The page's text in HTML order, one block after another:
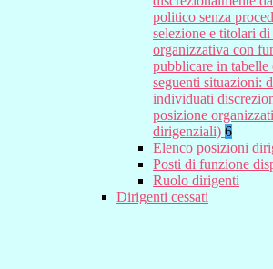
politico senza
selezione e titolari
organizzativa con
pubblicare in tabelle
seguenti situazioni:
individuati
posizione
dirigenziali) 6
Elenco posizioni
Posti di funzione
Ruolo dirigenti
Dirigenti cessati